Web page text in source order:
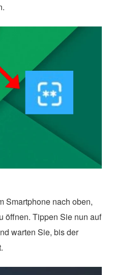
Smartphone nach oben,
öffnen. Tippen Sie nun auf
warten Sie, bis der